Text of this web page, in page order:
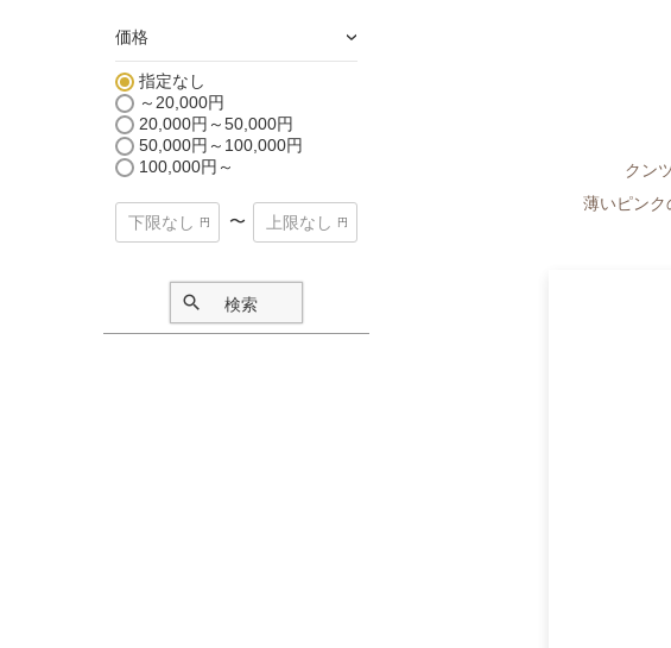
価格 ›
指定なし
～20,000円
20,000円～50,000円
50,000円～100,000円
100,000円～
〜
検索
クン
薄いピンク